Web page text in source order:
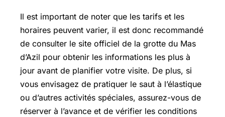
Il est important de noter que les tarifs et les
horaires peuvent varier, il est donc recommandé
de consulter le site officiel de la grotte du Mas
d’Azil pour obtenir les informations les plus à
jour avant de planifier votre visite. De plus, si
vous envisagez de pratiquer le saut à l’élastique
ou d’autres activités spéciales, assurez-vous de
réserver à l’avance et de vérifier les conditions